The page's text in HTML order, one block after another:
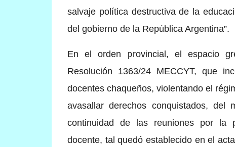
salvaje política destructiva de la
del gobierno de la República Argentina”.
En el orden provincial, el espacio
Resolución 1363/24 MECCYT, que
docentes chaqueños, violentando el
avasallar derechos conquistados,
continuidad de las reuniones por la
docente, tal quedó establecido en el